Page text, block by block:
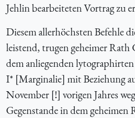
Jehlin bearbeiteten Vortrag zu
Diesem allerhöchsten Befehle
leistend, trugen geheimer Rath
dem anliegenden
I* [Marginalie] mit Beziehung
November [!] vorigen Jahres
Gegenstande in dem geheimen